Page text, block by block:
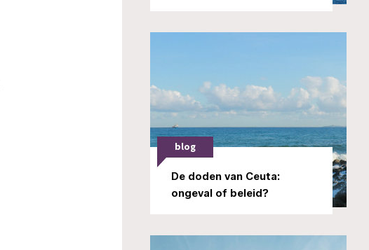
blog
De doden van Ceuta:
ongeval of beleid?